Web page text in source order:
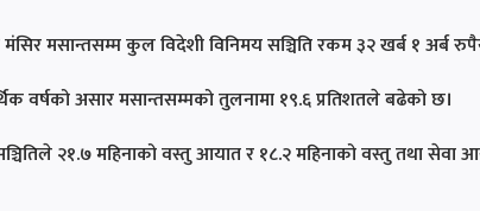
मंसिर मसान्तसम्म कुल विदेशी विनिमय सञ्चिति रकम ३२ खर्ब १ अर्ब
वर्षको असार मसान्तसम्मको तुलनामा १९.६ प्रतिशतले बढेको छ।
२१.७ महिनाको वस्तु आयात र १८.२ महिनाको वस्तु तथा सेवा